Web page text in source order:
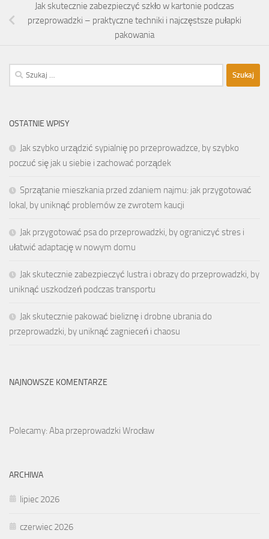
Jak skutecznie zabezpieczyć szkło w kartonie podczas
przeprowadzki – praktyczne techniki i najczęstsze pułapki
pakowania
Szukaj:
OSTATNIE WPISY
Jak szybko urządzić sypialnię po przeprowadzce, by szybko
poczuć się jak u siebie i zachować porządek
Sprzątanie mieszkania przed zdaniem najmu: jak przygotować
lokal, by uniknąć problemów ze zwrotem kaucji
Jak przygotować psa do przeprowadzki, by ograniczyć stres i
ułatwić adaptację w nowym domu
Jak skutecznie zabezpieczyć lustra i obrazy do przeprowadzki, by
uniknąć uszkodzeń podczas transportu
Jak skutecznie pakować bieliznę i drobne ubrania do
przeprowadzki, by uniknąć zagnieceń i chaosu
NAJNOWSZE KOMENTARZE
Polecamy: Aba przeprowadzki Wrocław
ARCHIWA
lipiec 2026
czerwiec 2026